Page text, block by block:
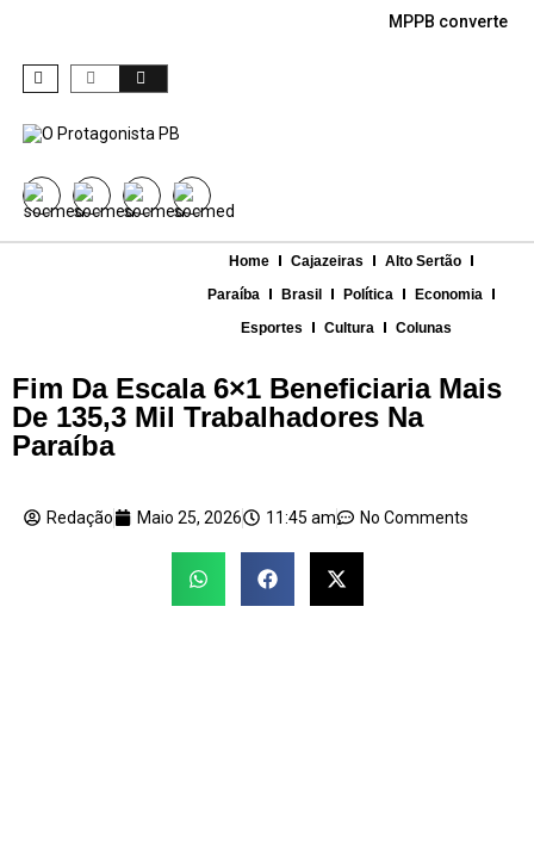
MPPB converte
Home Cajazeiras
Alto Sertão
Paraíba
Brasil Política
Economia
Esportes
Cultura Colunas
Fim Da Escala 6×1 Beneficiaria Mais
De 135,3 Mil Trabalhadores Na
Paraíba
Redação Maio 25, 2026 11:45 am No Comments